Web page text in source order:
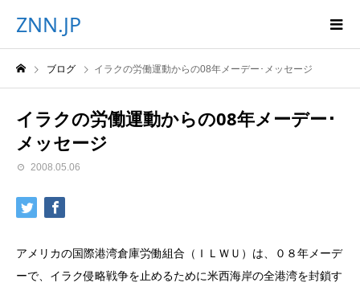
ZNN.JP
ブログ イラクの労働運動からの08年メーデー･メッセージ
イラクの労働運動からの08年メーデー･
メッセージ
2008.05.06
アメリカの国際港湾倉庫労働組合（ＩＬＷＵ）は、０８年メーデ
ーで、イラク侵略戦争を止めるために米西海岸の全港湾を封鎖す